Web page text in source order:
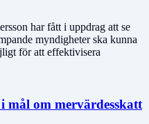
har fått i uppdrag att se
myndigheter ska kunna
för att effektivisera
mål om mervärdesskatt